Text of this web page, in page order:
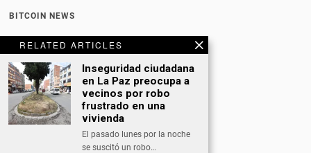
RELATED ARTICLES
Inseguridad ciudadana
en La Paz preocupa a
vecinos por robo
frustrado en una
vivienda
El pasado lunes por la noche
se suscitó un robo…
BITCOIN NEWS
DATING
DEPORTES
ECONOMÍA
INTERNACIONAL